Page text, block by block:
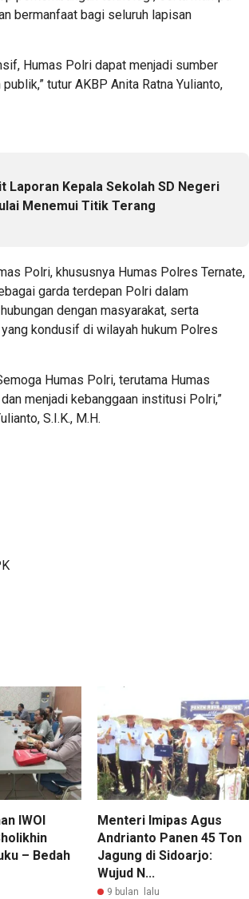
bermanfaat bagi seluruh lapisan
Humas Polri dapat menjadi sumber
tutur AKBP Anita Ratna Yulianto,
Laporan Kepala Sekolah SD Negeri
Menemui Titik Terang
Polri, khususnya Humas Polres Ternate,
garda terdepan Polri dalam
dengan masyarakat, serta
kondusif di wilayah hukum Polres
Humas Polri, terutama Humas
menjadi kebanggaan institusi Polri,”
S.I.K., M.H.
IWOI
– Bedah
Menteri Imipas Agus
Andrianto Panen 45 Ton
Jagung di Sidoarjo:
Wujud N...
9 bulan lalu